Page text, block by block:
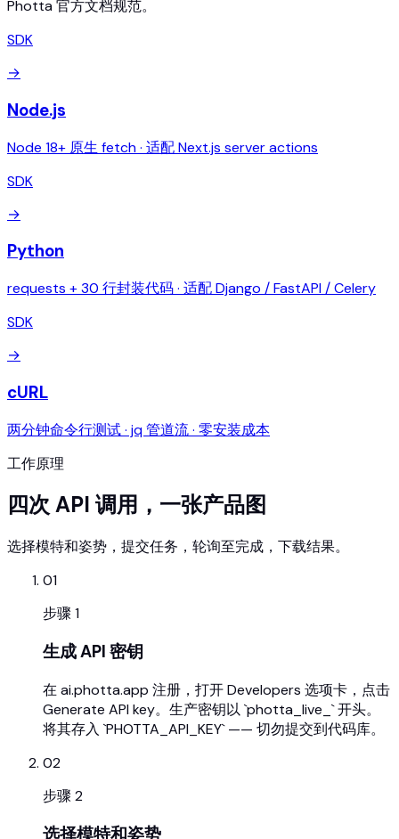
Photta 官方文档规范。
SDK
→
Node.js
Node 18+ 原生 fetch · 适配 Next.js server actions
SDK
→
Python
requests + 30 行封装代码 · 适配 Django / FastAPI / Celery
SDK
→
cURL
两分钟命令行测试 · jq 管道流 · 零安装成本
工作原理
四次 API 调用，一张产品图
选择模特和姿势，提交任务，轮询至完成，下载结果。
01
步骤 1
生成 API 密钥
在 ai.photta.app 注册，打开 Developers 选项卡，点击
Generate API key。生产密钥以 `photta_live_` 开头。
将其存入 `PHOTTA_API_KEY` —— 切勿提交到代码库。
02
步骤 2
选择模特和姿势